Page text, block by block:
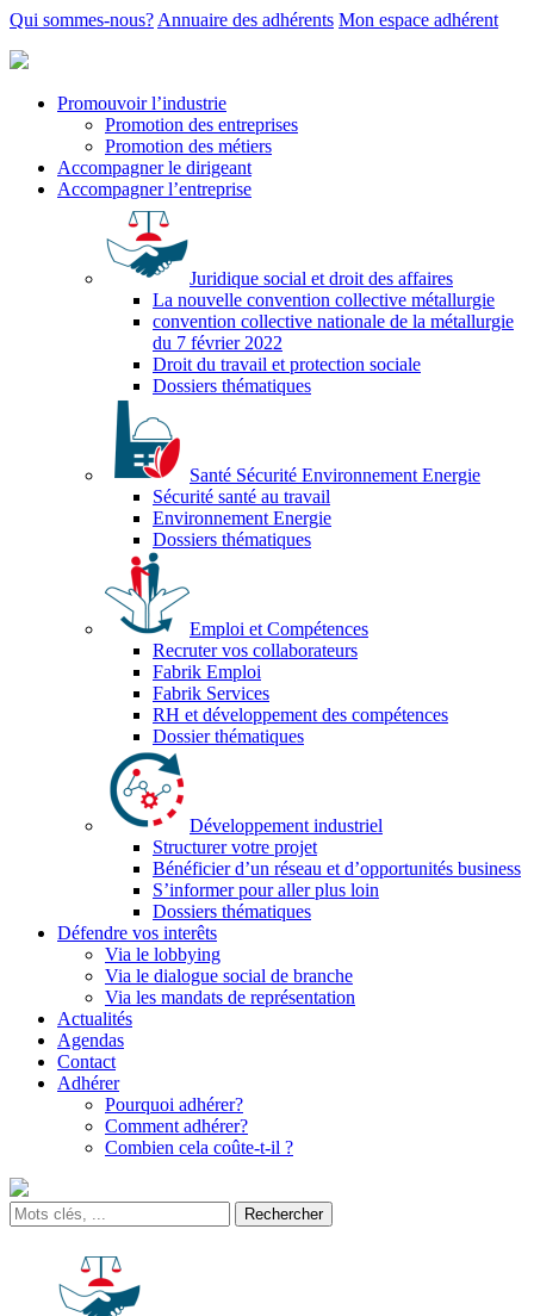
Qui sommes-nous? Annuaire des adhérents Mon espace adhérent
Promouvoir l’industrie
Promotion des entreprises
Promotion des métiers
Accompagner le dirigeant
Accompagner l’entreprise
Juridique social et droit des affaires
La nouvelle convention collective métallurgie
convention collective nationale de la métallurgie
du 7 février 2022
Droit du travail et protection sociale
Dossiers thématiques
Santé Sécurité Environnement Energie
Sécurité santé au travail
Environnement Energie
Dossiers thématiques
Emploi et Compétences
Recruter vos collaborateurs
Fabrik Emploi
Fabrik Services
RH et développement des compétences
Dossier thématiques
Développement industriel
Structurer votre projet
Bénéficier d’un réseau et d’opportunités business
S’informer pour aller plus loin
Dossiers thématiques
Défendre vos interêts
Via le lobbying
Via le dialogue social de branche
Via les mandats de représentation
Actualités
Agendas
Contact
Adhérer
Pourquoi adhérer?
Comment adhérer?
Combien cela coûte-t-il ?